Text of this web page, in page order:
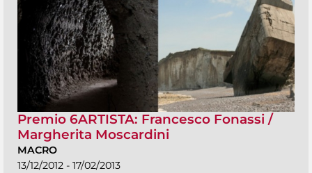
Premio 6ARTISTA: Francesco Fonassi /
Margherita Moscardini
MACRO
13/12/2012 - 17/02/2013